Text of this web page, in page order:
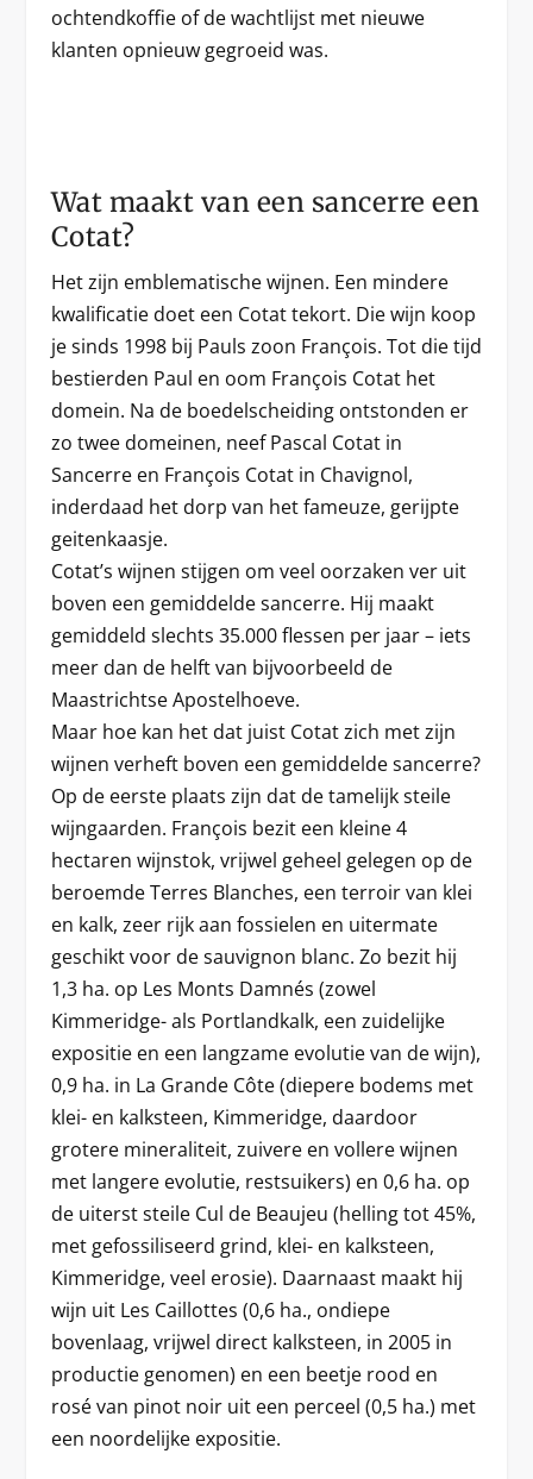
ochtendkoffie of de wachtlijst met nieuwe
klanten opnieuw gegroeid was.
Wat maakt van een sancerre een
Cotat?
Het zijn emblematische wijnen. Een mindere
kwalificatie doet een Cotat tekort. Die wijn koop
je sinds 1998 bij Pauls zoon François. Tot die tijd
bestierden Paul en oom François Cotat het
domein. Na de boedelscheiding ontstonden er
zo twee domeinen, neef Pascal Cotat in
Sancerre en François Cotat in Chavignol,
inderdaad het dorp van het fameuze, gerijpte
geitenkaasje.
Cotat’s wijnen stijgen om veel oorzaken ver uit
boven een gemiddelde sancerre. Hij maakt
gemiddeld slechts 35.000 flessen per jaar – iets
meer dan de helft van bijvoorbeeld de
Maastrichtse Apostelhoeve.
Maar hoe kan het dat juist Cotat zich met zijn
wijnen verheft boven een gemiddelde sancerre?
Op de eerste plaats zijn dat de tamelijk steile
wijngaarden. François bezit een kleine 4
hectaren wijnstok, vrijwel geheel gelegen op de
beroemde Terres Blanches, een terroir van klei
en kalk, zeer rijk aan fossielen en uitermate
geschikt voor de sauvignon blanc. Zo bezit hij
1,3 ha. op Les Monts Damnés (zowel
Kimmeridge- als Portlandkalk, een zuidelijke
expositie en een langzame evolutie van de wijn),
0,9 ha. in La Grande Côte (diepere bodems met
klei- en kalksteen, Kimmeridge, daardoor
grotere mineraliteit, zuivere en vollere wijnen
met langere evolutie, restsuikers) en 0,6 ha. op
de uiterst steile Cul de Beaujeu (helling tot 45%,
met gefossiliseerd grind, klei- en kalksteen,
Kimmeridge, veel erosie). Daarnaast maakt hij
wijn uit Les Caillottes (0,6 ha., ondiepe
bovenlaag, vrijwel direct kalksteen, in 2005 in
productie genomen) en een beetje rood en
rosé van pinot noir uit een perceel (0,5 ha.) met
een noordelijke expositie.